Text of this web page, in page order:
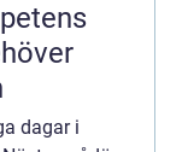
dagar i